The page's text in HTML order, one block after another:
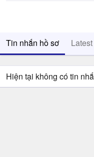
Tin nhắn hồ sơ
Hiện tại không có tin